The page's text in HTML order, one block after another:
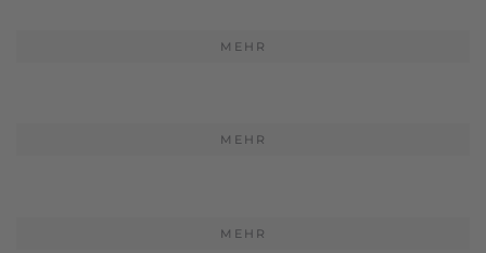
MEHR
MEHR
MEHR